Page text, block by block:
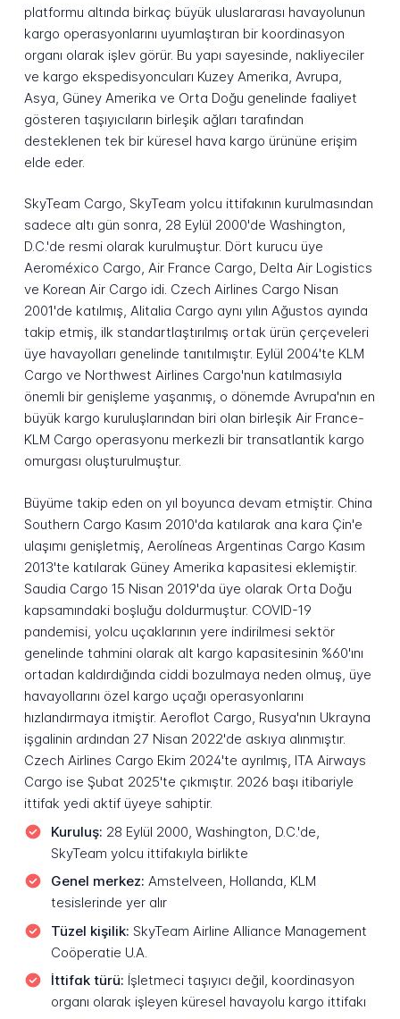
platformu altında birkaç büyük uluslararası havayolunun
kargo operasyonlarını uyumlaştıran bir koordinasyon
organı olarak işlev görür. Bu yapı sayesinde, nakliyeciler
ve kargo ekspedisyoncuları Kuzey Amerika, Avrupa,
Asya, Güney Amerika ve Orta Doğu genelinde faaliyet
gösteren taşıyıcıların birleşik ağları tarafından
desteklenen tek bir küresel hava kargo ürününe erişim
elde eder.
SkyTeam Cargo, SkyTeam yolcu ittifakının kurulmasından
sadece altı gün sonra, 28 Eylül 2000'de Washington,
D.C.'de resmi olarak kurulmuştur. Dört kurucu üye
Aeroméxico Cargo, Air France Cargo, Delta Air Logistics
ve Korean Air Cargo idi. Czech Airlines Cargo Nisan
2001'de katılmış, Alitalia Cargo aynı yılın Ağustos ayında
takip etmiş, ilk standartlaştırılmış ortak ürün çerçeveleri
üye havayolları genelinde tanıtılmıştır. Eylül 2004'te KLM
Cargo ve Northwest Airlines Cargo'nun katılmasıyla
önemli bir genişleme yaşanmış, o dönemde Avrupa'nın en
büyük kargo kuruluşlarından biri olan birleşik Air France-
KLM Cargo operasyonu merkezli bir transatlantik kargo
omurgası oluşturulmuştur.
Büyüme takip eden on yıl boyunca devam etmiştir. China
Southern Cargo Kasım 2010'da katılarak ana kara Çin'e
ulaşımı genişletmiş, Aerolíneas Argentinas Cargo Kasım
2013'te katılarak Güney Amerika kapasitesi eklemiştir.
Saudia Cargo 15 Nisan 2019'da üye olarak Orta Doğu
kapsamındaki boşluğu doldurmuştur. COVID-19
pandemisi, yolcu uçaklarının yere indirilmesi sektör
genelinde tahmini olarak alt kargo kapasitesinin %60'ını
ortadan kaldırdığında ciddi bozulmaya neden olmuş, üye
havayollarını özel kargo uçağı operasyonlarını
hızlandırmaya itmiştir. Aeroflot Cargo, Rusya'nın Ukrayna
işgalinin ardından 27 Nisan 2022'de askıya alınmıştır.
Czech Airlines Cargo Ekim 2024'te ayrılmış, ITA Airways
Cargo ise Şubat 2025'te çıkmıştır. 2026 başı itibariyle
ittifak yedi aktif üyeye sahiptir.
Kuruluş: 28 Eylül 2000, Washington, D.C.'de,
SkyTeam yolcu ittifakıyla birlikte
Genel merkez: Amstelveen, Hollanda, KLM
tesislerinde yer alır
Tüzel kişilik: SkyTeam Airline Alliance Management
Coöperatie U.A.
İttifak türü: İşletmeci taşıyıcı değil, koordinasyon
organı olarak işleyen küresel havayolu kargo ittifakı